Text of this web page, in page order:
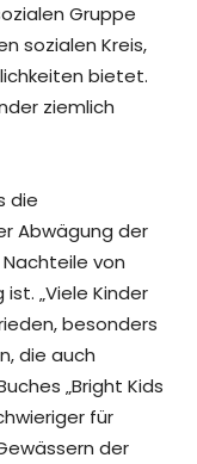
Gruppe
sozialen Kreis,
bietet.
ziemlich
die
Abwägung der
von
„Viele Kinder
besonders
die auch
„Bright Kids
für
der